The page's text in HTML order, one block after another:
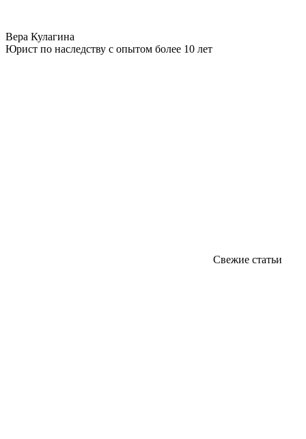
Вера Кулагина
Юрист по наследству с опытом более 10 лет
Свежие статьи